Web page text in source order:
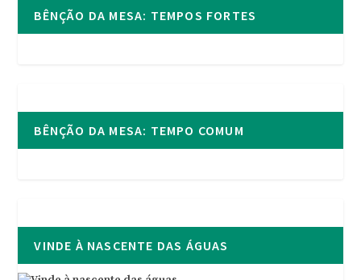
BÊNÇÃO DA MESA: TEMPOS FORTES
BÊNÇÃO DA MESA: TEMPO COMUM
VINDE À NASCENTE DAS ÁGUAS